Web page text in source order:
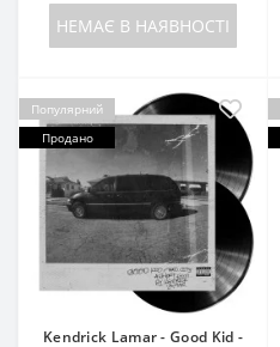
НЕМАЄ В НАЯВНОСТІ
Популярний
Продано
Kendrick Lamar - Good Kid -